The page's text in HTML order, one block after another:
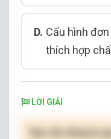
D. Cấu hình
thích hợp
LỜI GIẢI